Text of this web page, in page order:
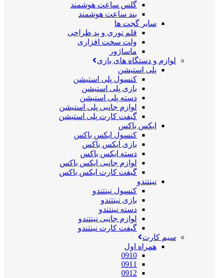
گلس ساعت هوشمند
بند ساعت هوشمند
سایر گجت ها
قلم نوری و پد طراحی
ولت سخت افزاری
ماساژور
لوازم و دستگاه های بازی
پلی استیشن
کنسول پلی استیشن
بازی پلی استیشن
دسته پلی استیشن
لوازم جانبی پلی استیشن
گیفت کارت پلی استیشن
ایکس باکس
کنسول ایکس باکس
بازی ایکس باکس
دسته ایکس باکس
لوازم جانبی ایکس باکس
گیفت کارت ایکس باکس
نینتندو
کنسول نینتندو
بازی نینتندو
دسته نینتندو
لوازم جانبی نینتندو
گیفت کارت نینتندو
سیم کارت
همراه اول
0910
0911
0912